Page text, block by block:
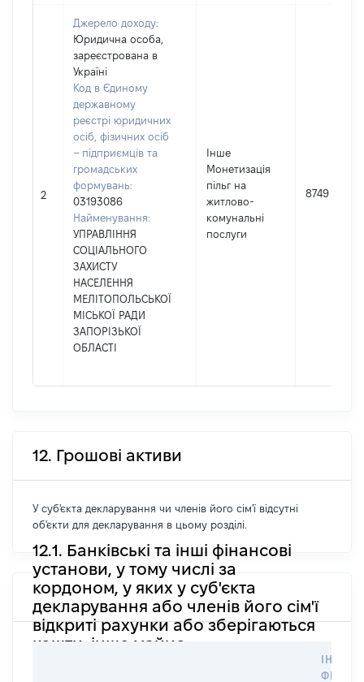
2
Джерело доходу:
Юридична особа,
зареєстрована в
Україні
Код в Єдиному
державному
реєстрі юридичних
осіб, фізичних осіб
– підприємців та
громадських
формувань:
03193086
Найменування:
УПРАВЛІННЯ
СОЦІАЛЬНОГО
ЗАХИСТУ
НАСЕЛЕННЯ
МЕЛІТОПОЛЬСЬКОЇ
МІСЬКОЇ РАДИ
ЗАПОРІЗЬКОЇ
ОБЛАСТІ
Інше
Монетизація
пільг на
житлово-
комунальні
послуги
8749
12. Грошові активи
У суб'єкта декларування чи членів його сім'ї відсутні
об'єкти для декларування в цьому розділі.
12.1. Банківські та інші фінансові
установи, у тому числі за
кордоном, у яких у суб'єкта
декларування або членів його сім'ї
відкриті рахунки або зберігаються
кошти, інше майно